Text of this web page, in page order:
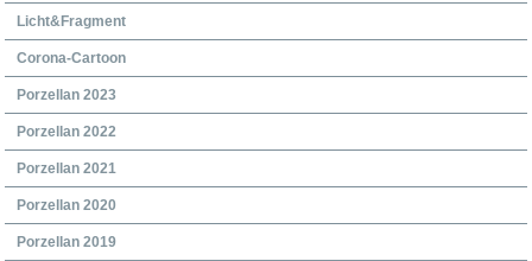
Licht&Fragment
Corona-Cartoon
Porzellan 2023
Porzellan 2022
Porzellan 2021
Porzellan 2020
Porzellan 2019